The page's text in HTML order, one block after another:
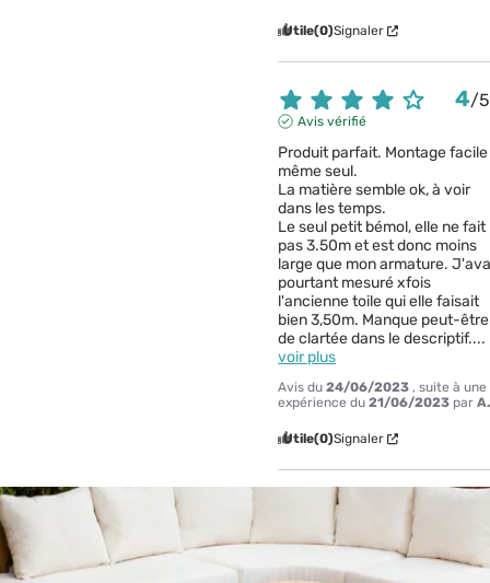
Utile(0)Signaler
4/5
Avis vérifié
Produit parfait. Montage facile
même seul.
La matière semble ok, à voir
dans les temps.
Le seul petit bémol, elle ne fait
pas 3.50m et est donc moins
large que mon armature.
pourtant mesuré xfois
l'ancienne toile qui elle faisait
bien 3,50m. Manque peut-être
de clartée dans le descriptif....
voir plus
Avis du24/06/2023 , suite à une
expérience du21/06/2023 par
Utile(0)Signaler